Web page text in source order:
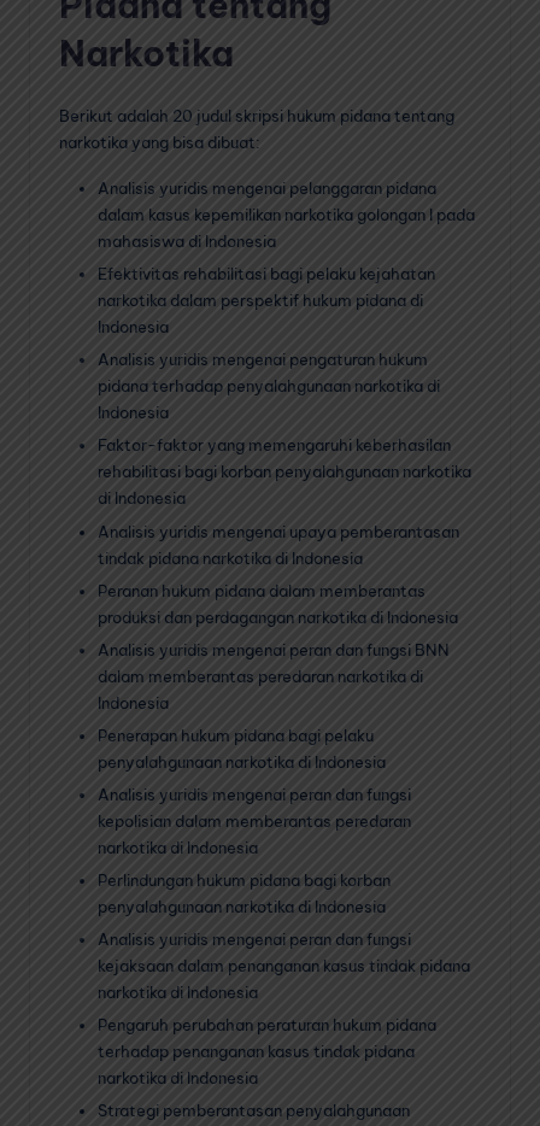
Narkotika
Berikut adalah 20 judul skripsi hukum pidana tentang
narkotika yang bisa dibuat:
Analisis yuridis mengenai pelanggaran pidana
dalam kasus kepemilikan narkotika golongan I pada
mahasiswa di Indonesia
Efektivitas rehabilitasi bagi pelaku kejahatan
narkotika dalam perspektif hukum pidana di
Indonesia
Analisis yuridis mengenai pengaturan hukum
pidana terhadap penyalahgunaan narkotika di
Indonesia
Faktor-faktor yang memengaruhi keberhasilan
rehabilitasi bagi korban penyalahgunaan narkotika
di Indonesia
Analisis yuridis mengenai upaya pemberantasan
tindak pidana narkotika di Indonesia
Peranan hukum pidana dalam memberantas
produksi dan perdagangan narkotika di Indonesia
Analisis yuridis mengenai peran dan fungsi BNN
dalam memberantas peredaran narkotika di
Indonesia
Penerapan hukum pidana bagi pelaku
penyalahgunaan narkotika di Indonesia
Analisis yuridis mengenai peran dan fungsi
kepolisian dalam memberantas peredaran
narkotika di Indonesia
Perlindungan hukum pidana bagi korban
penyalahgunaan narkotika di Indonesia
Analisis yuridis mengenai peran dan fungsi
kejaksaan dalam penanganan kasus tindak pidana
narkotika di Indonesia
Pengaruh perubahan peraturan hukum pidana
terhadap penanganan kasus tindak pidana
narkotika di Indonesia
Strategi pemberantasan penyalahgunaan